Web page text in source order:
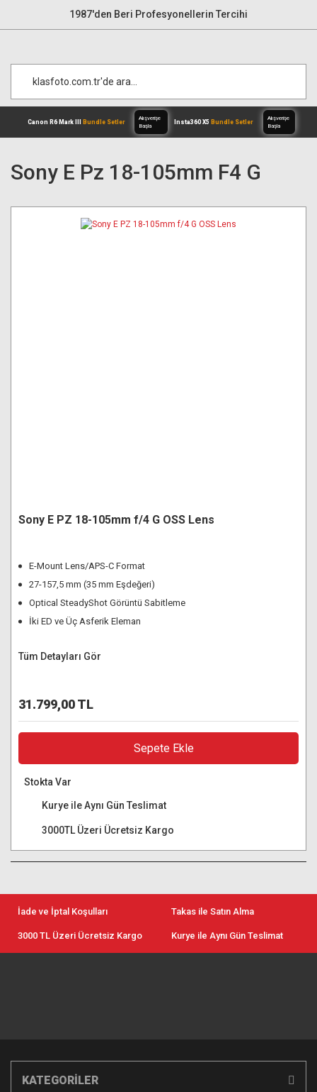
1987'den Beri Profesyonellerin Tercihi
Başla
Sony E Pz 18-105mm F4 G
Sony E PZ 18-105mm f/4 G OSS Lens
E-Mount Lens/APS-C Format
27-157,5 mm (35 mm Eşdeğeri)
Optical SteadyShot Görüntü Sabitleme
İki ED ve Üç Asferik Eleman
Tüm Detayları Gör
31.799,00 TL
Sepete Ekle
Stokta Var
Kurye ile Aynı Gün Teslimat
3000TL Üzeri Ücretsiz Kargo
İade ve İptal Koşulları Takas ile Satın Alma
3000 TL Üzeri Ücretsiz Kargo Kurye ile Aynı Gün Teslimat
KATEGORİLER